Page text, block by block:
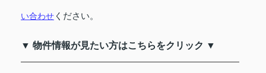
い合わせ ください。
▼ 物件情報が見たい方はこちらをクリック ▼